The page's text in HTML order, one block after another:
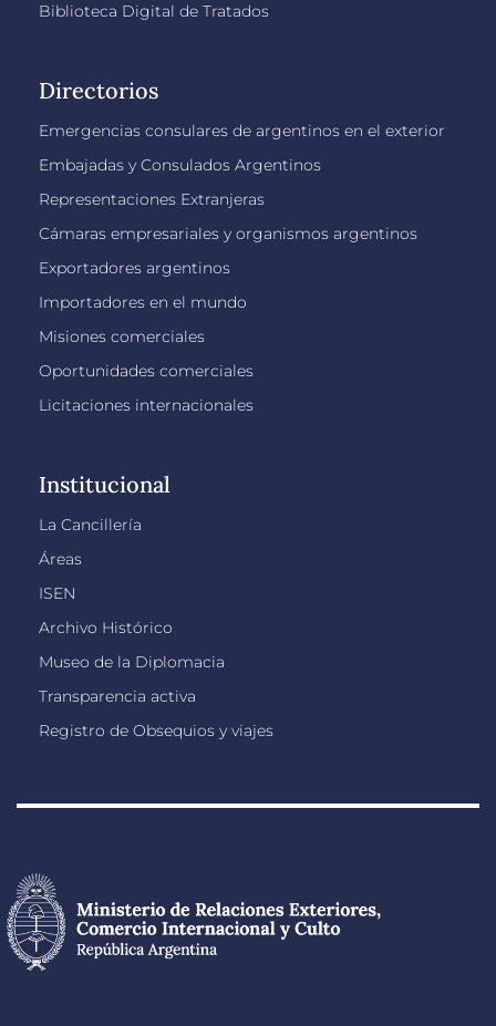
Biblioteca Digital de Tratados
Directorios
Emergencias consulares de argentinos en el exterior
Embajadas y Consulados Argentinos
Representaciones Extranjeras
Cámaras empresariales y organismos argentinos
Exportadores argentinos
Importadores en el mundo
Misiones comerciales
Oportunidades comerciales
Licitaciones internacionales
Institucional
La Cancillería
Áreas
ISEN
Archivo Histórico
Museo de la Diplomacia
Transparencia activa
Registro de Obsequios y viajes